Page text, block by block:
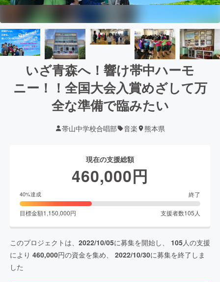
いざ青森へ！響け帯中ハーモ
ニー！！全国大会入賞めざして万
全な準備で臨みたい
帯山中学校合唱部 音楽 熊本県
現在の支援総額
460,000円
40%達成 終了
目標金額1,150,000円 支援者数105 人
このプロジェクトは、 2022/10/05に募集を開始し、 105人の支援
により 460,000円の資金を集め、 2022/10/30に募集を終了しま
した